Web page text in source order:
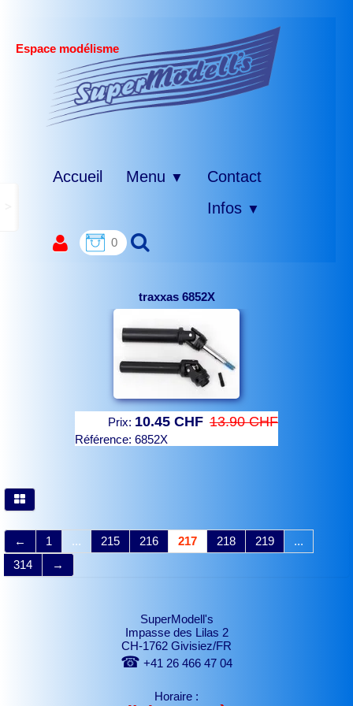
Espace modélisme
Accueil Menu ▼
Contact
Infos ▼
0
traxxas 6852X
Prix: 10.45 CHF 13.90 CHF
Référence: 6852X
← 1 ... 215 216 217 218 219
...
314
→
SuperModell's
Impasse des Lilas 2
CH-1762 Givisiez/FR
☎ +41 26 466 47 04
Horaire :